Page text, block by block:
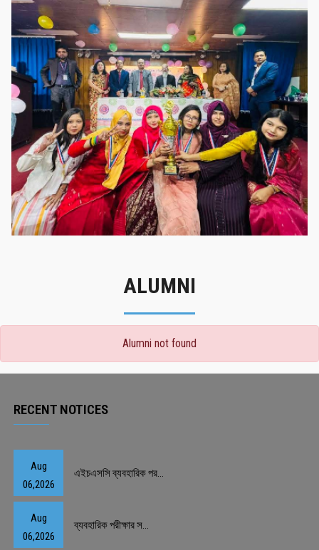
গৌরবের মুহূর্ত
গৌরবের মুহূর্ত
ALUMNI
Alumni not found
RECENT NOTICES
Aug
06,2026
এইচএসসি ব্যবহারিক পর...
Aug
06,2026
ব্যবহারিক পরীক্ষার স...